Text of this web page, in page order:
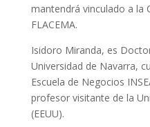
mantendrá vinculado a la
FLACEMA.
Isidoro Miranda, es
Universidad de Navarra,
Escuela de Negocios
profesor visitante de la
(EEUU).